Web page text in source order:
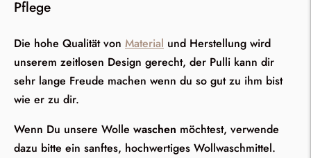
Pflege
Die hohe Qualität von Material und Herstellung wird
unserem zeitlosen Design gerecht, der Pulli kann dir
sehr lange Freude machen wenn du so gut zu ihm bist
wie er zu dir.
Wenn Du unsere Wolle waschen möchtest, verwende
dazu bitte ein sanftes, hochwertiges Wollwaschmittel.